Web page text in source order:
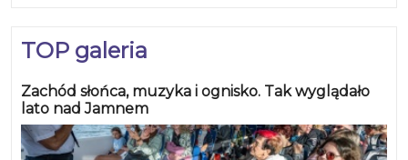
TOP galeria
Zachód słońca, muzyka i ognisko. Tak wyglądało
lato nad Jamnem